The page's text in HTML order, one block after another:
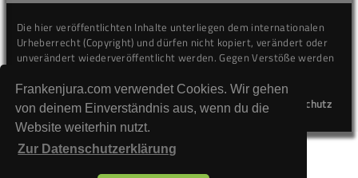
Frankenjura.com verwendet Cookies. Wir gehen
von deinem Einverständnis aus, wenn du die
Website weiterhin nutzt.
Zur Datenschutzerklärung
Die hier veröffentlichten Inhalte unterliegen dem internationalen
Urheberrecht (Copyright) und dürfen nicht kopiert, verändert oder
unverändert wiederveröffentlicht werden. Gegen Verstöße werden
Kontakt
Impressum Datenschutz